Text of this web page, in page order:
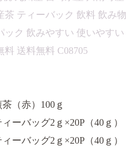
茶 ティーバック 飲料 飲み
ック 飲みやすい 使いやす
料 送料無料 C08705
（赤）100ｇ
ーバッグ2ｇ×20P（40ｇ）
ーバッグ2ｇ×20P（40ｇ）